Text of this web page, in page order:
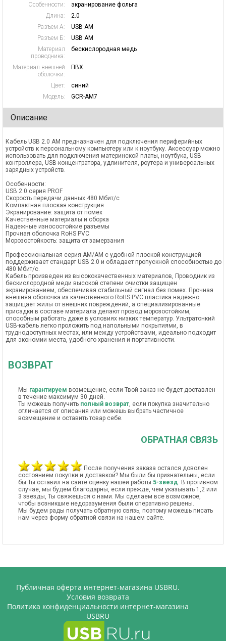
Особенности:
экранирование фольга
Длина:
2.0
Разъем А:
USB AM
Разъем Б:
USB AM
Материал
проводника:
бескислородная медь
Материал внешней
оболочки:
ПВХ
Цвет:
синий
Модель:
GCR-AM7
Описание
Кабель USB 2.0 AM предназначен для подключения периферийных
устройств к персональному компьютеру или к ноутбуку. Аксессуар можно
использовать для подключения материнской платы, ноутбука, USB
контроллера, USB-концентратора, удлинителя, роутера и универсальных
зарядных устройств.
Особенности:
USB 2.0 серия PROF
Скорость передачи данных 480 Мбит/с
Компактная плоская конструкция
Экранирование: защита от помех
Качественные материалы и сборка
Надежные износостойкие разъемы
Прочная оболочка RoHS PVC
Морозостойкость: защита от замерзания
Профессиональная серия AM/AM с удобной плоской конструкцией
поддерживает стандарт USB 2.0 и обладает пропускной способностью до
480 Мбит/c.
Кабель произведен из высококачественных материалов, Проводник из
бескислородной меди высокой степени очистки защищен
экранированием, обеспечивая стабильный сигнал без помех. Прочная
внешняя оболочка из качественного RoHS PVC пластика надежно
защищает жилы от внешних повреждений, а специализированные
присадки в составе материала делают провод морозостойким,
способным работать даже в условиях низких температур. Ультратонкий
USB-кабель легко проложить под напольными покрытиями, в
труднодоступных местах, или между устройствами, идеально подходит
для экономии места, удобного хранения и портативности.
ВОЗВРАТ
Мы гарантируем возмещение, если Твой заказ не будет доставлен
в течение максимум 30 дней.
Ты можешь получить полный возврат, если покупка значительно
отличается от описания или можешь выбрать частичное
возмещение и оставить товар себе.
ОБРАТНАЯ СВЯЗЬ
После получения заказа остался доволен
состоянием покупки и доставкой? Мы были бы признательны, если
бы Ты оставил на сайте оценку нашей работы 5-звезд. В противном
случае, мы будем благодарны, если прежде, чем указывать 1,2 или
3 звезды, Ты свяжешься с нами. Мы сделаем все возможное,
чтобы возникшие недоразумения были оперативно решены.
Мы будем рады получать обратную связь, поэтому можешь писать
нам через форму обратной связи на нашем сайте.
Публичная оферта интернет-магазина USBRU.
Условия возврата
Политика конфиденциальности интернет-магазина
USBRU